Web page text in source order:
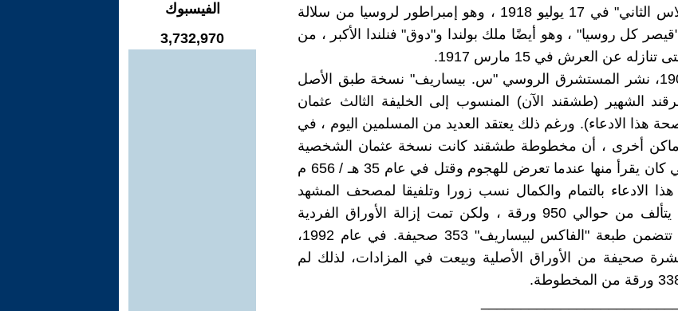
(2) - أُعدم "نيكولاس الثاني" في 17 يوليو 1918 ، وهو إمبراطور لروسيا من سلالة
كل روسيا" ، وهو أيضًا ملك بولندا و"دوق" فنلندا الأكبر ، من
(3) - في عام 1905، نشر المستشرق الروسي "س. بيساريف" نسخة طبق الأصل
الشهير (طشقند الآن) المنسوب إلى الخليفة الثالث عثمان
هذا الادعاء). ورغم ذلك يعتقد العديد من المسلمين اليوم ، في
أخرى ، أن مخطوطة طشقند كانت نسخة عثمان الشخصية
من القرآن ، والتي كان يقرأ منها عندما تعرض للهجوم وقتل في عام 35 هـ / 656 م
الادعاء بالتمام والكمال نسب زورا وتلفيقا لمصحف المشهد
الحسيني بمصر). يتألف من حوالي 950 ورقة ، ولكن تمت إزالة الأوراق الفردية
على مر السنين. تتضمن طبعة "الفاكس لبيساريف" 353 صحيفة. في عام 1992،
من الأوراق الأصلية وبيعت في المزادات، لذلك لم
الفيسبوك
3,732,970